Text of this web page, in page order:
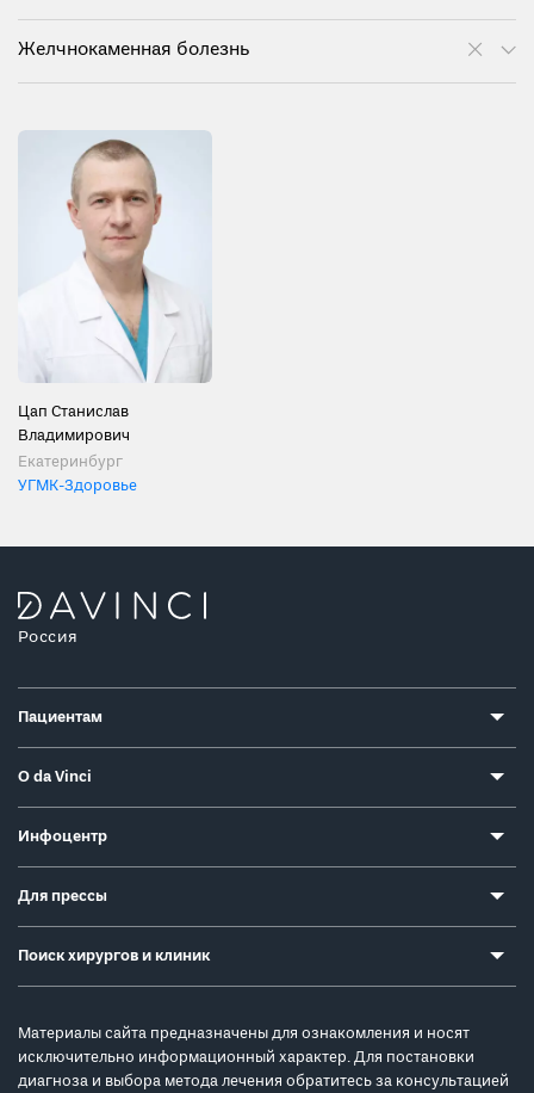
Желчнокаменная болезнь
Цап Станислав
Владимирович
Екатеринбург
УГМК-Здоровье
Россия
Пациентам
О da Vinci
Инфоцентр
Для прессы
Поиск хирургов и клиник
Материалы сайта предназначены для ознакомления и носят
исключительно информационный характер. Для постановки
диагноза и выбора метода лечения обратитесь за консультацией